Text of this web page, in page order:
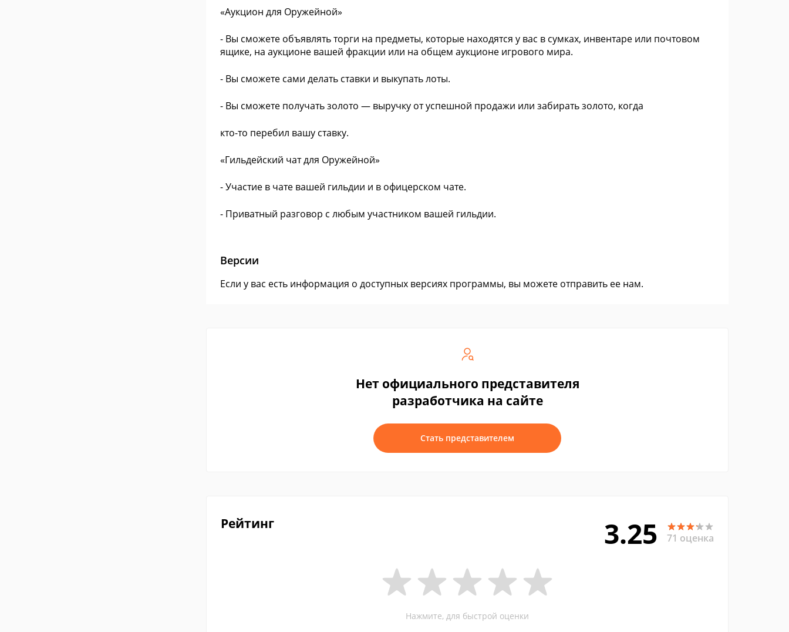
«Аукцион для Оружейной»
- Вы сможете объявлять торги на предметы, которые находятся у вас в сумках, инвентаре или почтовом
ящике, на аукционе вашей фракции или на общем аукционе игрового мира.
- Вы сможете сами делать ставки и выкупать лоты.
- Вы сможете получать золото — выручку от успешной продажи или забирать золото, когда
кто-то перебил вашу ставку.
«Гильдейский чат для Оружейной»
- Участие в чате вашей гильдии и в офицерском чате.
- Приватный разговор с любым участником вашей гильдии.
Версии
Если у вас есть информация о доступных версиях программы, вы можете отправить ее нам.
Нет официального представителя
разработчика на сайте
Стать представителем
Рейтинг 3.25 71 оценка
Нажмите, для быстрой оценки